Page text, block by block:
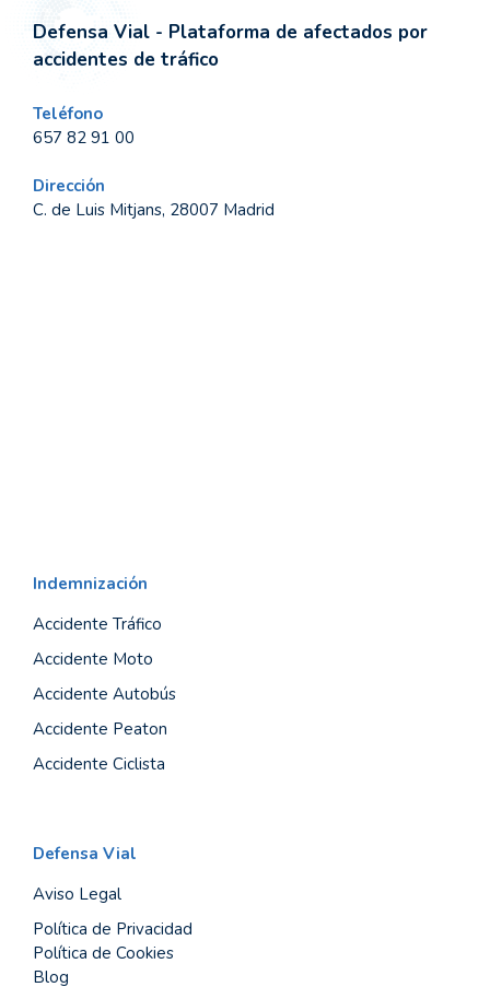
Defensa Vial - Plataforma de afectados por
accidentes de tráfico
Teléfono
657 82 91 00
Dirección
C. de Luis Mitjans, 28007 Madrid
Indemnización
Accidente Tráfico
Accidente Moto
Accidente Autobús
Accidente Peaton
Accidente Ciclista
Defensa Vial
Aviso Legal
Política de Privacidad
Política de Cookies
Blog